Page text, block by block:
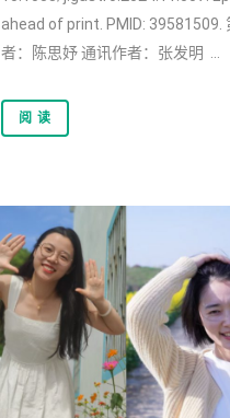
ahead of print. PMID: 39581509.
者：陈思妤 通讯作者：张发明 ...
阅 读